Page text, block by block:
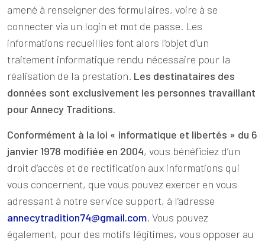
amené à renseigner des formulaires, voire à se
connecter via un login et mot de passe. Les
informations recueillies font alors l’objet d’un
traitement informatique rendu nécessaire pour la
réalisation de la prestation. Les destinataires des
données sont exclusivement les personnes travaillant
pour Annecy Traditions.
Conformément à la loi « informatique et libertés » du 6
janvier 1978 modifiée en 2004, vous bénéficiez d’un
droit d’accès et de rectification aux informations qui
vous concernent, que vous pouvez exercer en vous
adressant à notre service support, à l’adresse
annecytradition74@gmail.com. Vous pouvez
également, pour des motifs légitimes, vous opposer au